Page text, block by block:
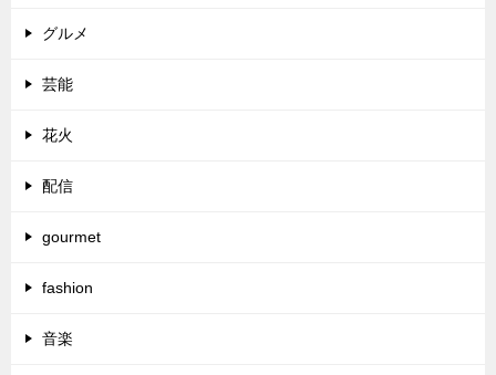
グルメ
芸能
花火
配信
gourmet
fashion
音楽